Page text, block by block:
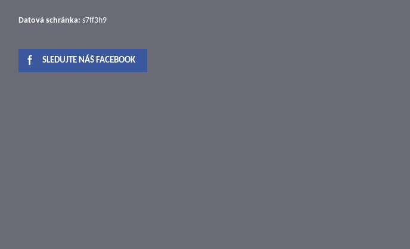
Datová schránka: s7ff3h9
SLEDUJTE NÁŠ FACEBOOK